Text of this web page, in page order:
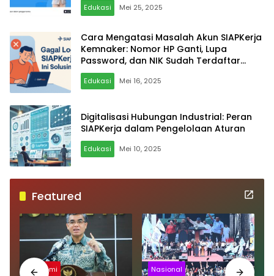
Edukasi Mei 25, 2025
Cara Mengatasi Masalah Akun SIAPKerja
Kemnaker: Nomor HP Ganti, Lupa
Password, dan NIK Sudah Terdaftar
Padahal Belum Pernah Daftar
Edukasi Mei 16, 2025
Digitalisasi Hubungan Industrial: Peran
SIAPKerja dalam Pengelolaan Aturan
Edukasi Mei 10, 2025
Featured
Ekonomi Nasional